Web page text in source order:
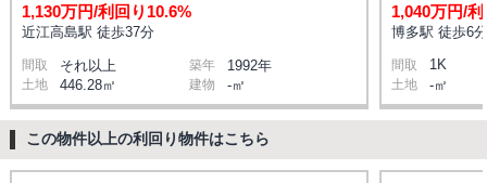
1,130万円/利回り10.6%
近江高島駅 徒歩37分
間取 それ以上 築年 1992年
土地 446.28㎡ 建物 -㎡
1,040万円/
博多駅 徒歩6分
間取 1K
土地 -㎡
この物件以上の利回り物件はこちら